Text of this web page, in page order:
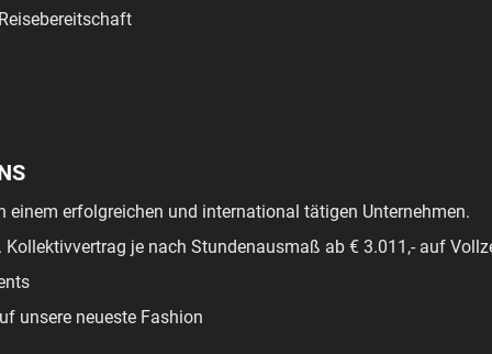
einem erfolgreichen und international tätigen Unternehmen.
je nach Stundenausmaß ab € 3.011,- auf
unsere neueste Fashion